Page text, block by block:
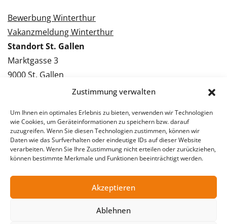
Zustimmung verwalten
Um Ihnen ein optimales Erlebnis zu bieten, verwenden wir Technologien
wie Cookies, um Geräteinformationen zu speichern bzw. darauf
zuzugreifen. Wenn Sie diesen Technologien zustimmen, können wir
Daten wie das Surfverhalten oder eindeutige IDs auf dieser Website
verarbeiten. Wenn Sie Ihre Zustimmung nicht erteilen oder zurückziehen,
können bestimmte Merkmale und Funktionen beeinträchtigt werden.
Akzeptieren
Ablehnen
Bewerbung Winterthur
Vakanzmeldung Winterthur
Standort St. Gallen
Marktgasse 3
9000 St. Gallen
Tel.: 071 228 09 09
Bewerbung St. Gallen
Vakanzmeldung St. Gallen
© 2026 Stellentreff AG